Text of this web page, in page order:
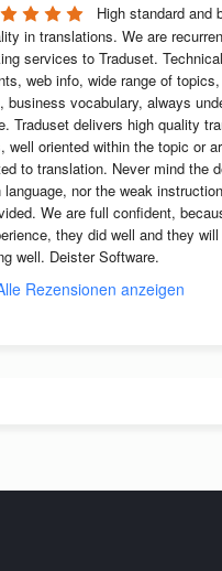
High stan­dard and
in trans­la­ti­ons. We are
ser­vices to Tra­du­set.
web info, wide range of
busi­ness voca­bu­lary, always
Tra­du­set deli­vers high qua­lity
well ori­en­ted wit­hin the topic or
to trans­la­tion. Never mind the
lan­guage, nor the weak
We are full con­fi­dent,
they did well and they
well. Deis­ter Software.
Rezensionen anzeigen